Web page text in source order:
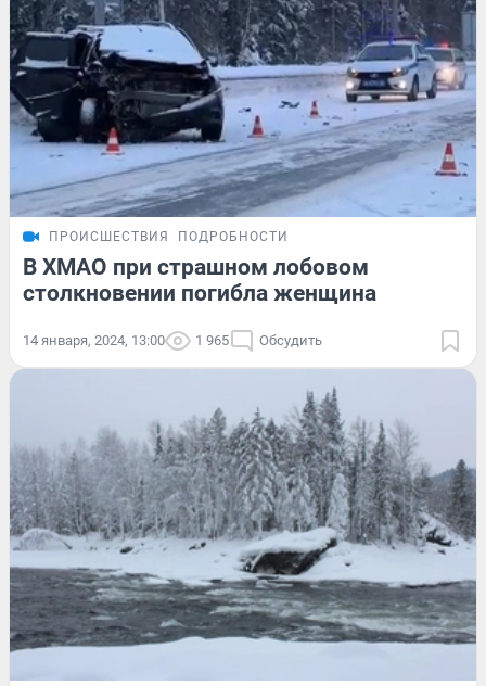
ПРОИСШЕСТВИЯ ПОДРОБНОСТИ
В ХМАО при страшном лобовом
столкновении погибла женщина
14 января, 2024, 13:00 1 965 Обсудить